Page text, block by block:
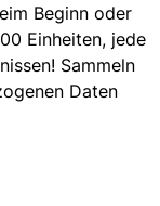
Beginn oder
Einheiten, jede
Sammeln
Daten